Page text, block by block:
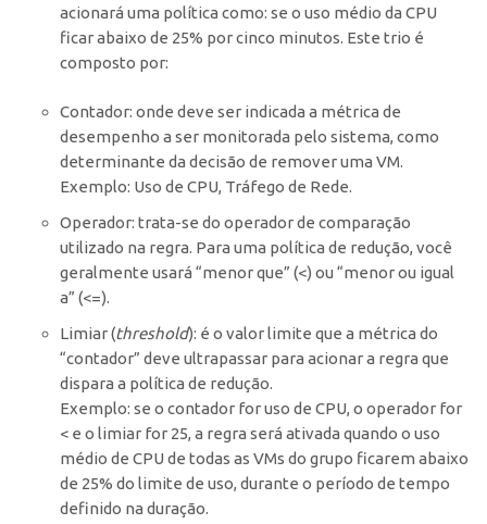
acionará uma política como: se o uso médio da CPU
ficar abaixo de 25% por cinco minutos. Este trio é
composto por:
Contador: onde deve ser indicada a métrica de
desempenho a ser monitorada pelo sistema, como
determinante da decisão de remover uma VM.
Exemplo: Uso de CPU, Tráfego de Rede.
Operador: trata-se do operador de comparação
utilizado na regra. Para uma política de redução, você
geralmente usará “menor que” (<) ou “menor ou igual
a” (<=).
Limiar (threshold): é o valor limite que a métrica do
“contador” deve ultrapassar para acionar a regra que
dispara a política de redução.
Exemplo: se o contador for uso de CPU, o operador for
< e o limiar for 25, a regra será ativada quando o uso
médio de CPU de todas as VMs do grupo ficarem abaixo
de 25% do limite de uso, durante o período de tempo
definido na duração.